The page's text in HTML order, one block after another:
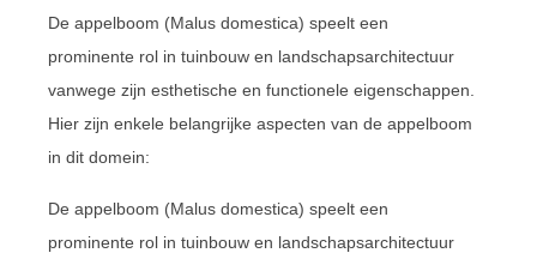
De appelboom (Malus domestica) speelt een
prominente rol in tuinbouw en landschapsarchitectuur
vanwege zijn esthetische en functionele eigenschappen.
Hier zijn enkele belangrijke aspecten van de appelboom
in dit domein:
De appelboom (Malus domestica) speelt een
prominente rol in tuinbouw en landschapsarchitectuur